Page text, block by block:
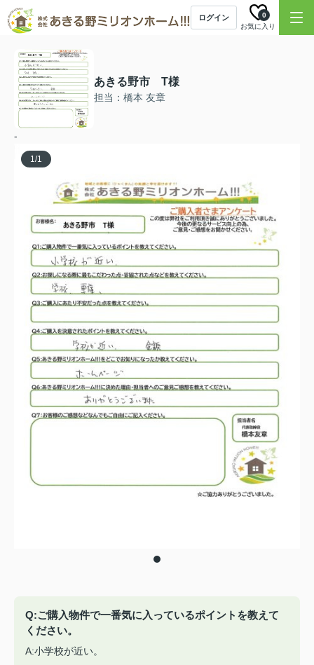
ログイン
お気に入り
0
あきる野市 T様
担当：橋本 友章
-
1/1
Q:ご購入物件で一番気に入っているポイントを教えて
ください。
A:小学校が近い。